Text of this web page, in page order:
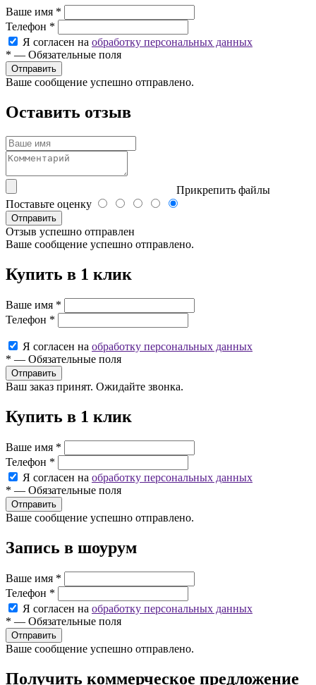
Ваше имя *
Телефон *
Я согласен на обработку персональных данных
* — Обязательные поля
Ваше сообщение успешно отправлено.
Оставить отзыв
Прикрепить файлы
Поставьте оценку
Отправить
Отзыв успешно отправлен
Ваше сообщение успешно отправлено.
Купить в 1 клик
Ваше имя *
Телефон *
Я согласен на обработку персональных данных
* — Обязательные поля
Ваш заказ принят. Ожидайте звонка.
Купить в 1 клик
Ваше имя *
Телефон *
Я согласен на обработку персональных данных
* — Обязательные поля
Ваше сообщение успешно отправлено.
Запись в шоурум
Ваше имя *
Телефон *
Я согласен на обработку персональных данных
* — Обязательные поля
Ваше сообщение успешно отправлено.
Получить коммерческое предложение